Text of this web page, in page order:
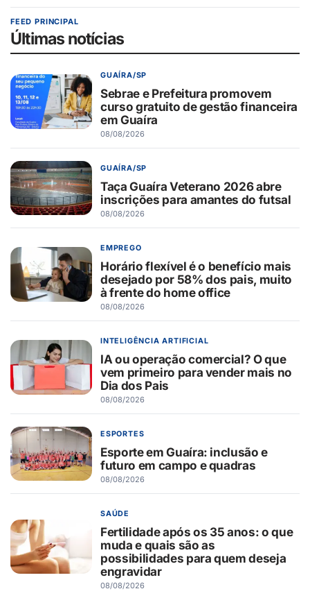
FEED PRINCIPAL
Últimas notícias
GUAÍRA/SP
Sebrae e Prefeitura promovem
curso gratuito de gestão financeira
em Guaíra
08/08/2026
GUAÍRA/SP
Taça Guaíra Veterano 2026 abre
inscrições para amantes do futsal
08/08/2026
EMPREGO
Horário flexível é o benefício mais
desejado por 58% dos pais, muito
à frente do home office
08/08/2026
INTELIGÊNCIA ARTIFICIAL
IA ou operação comercial? O que
vem primeiro para vender mais no
Dia dos Pais
08/08/2026
ESPORTES
Esporte em Guaíra: inclusão e
futuro em campo e quadras
08/08/2026
SAÚDE
Fertilidade após os 35 anos: o que
muda e quais são as
possibilidades para quem deseja
engravidar
08/08/2026